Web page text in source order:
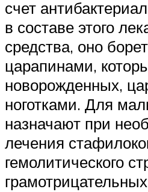
счет
в составе этого
средства, оно
царапинами,
новорожденных,
ноготками. Для
назначают при
лечения
гемолитического